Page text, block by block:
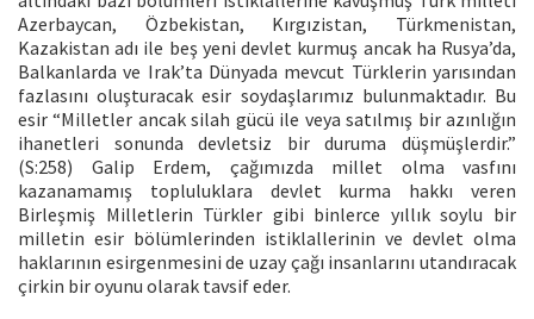
Azerbaycan, Özbekistan, Kırgızistan, Türkmenistan,
Kazakistan adı ile beş yeni devlet kurmuş ancak ha Rusya’da,
Balkanlarda ve Irak’ta Dünyada mevcut Türklerin yarısından
fazlasını oluşturacak esir soydaşlarımız bulunmaktadır. Bu
esir “Milletler ancak silah gücü ile veya satılmış bir azınlığın
ihanetleri sonunda devletsiz bir duruma düşmüşlerdir.”
(S:258) Galip Erdem, çağımızda millet olma vasfını
kazanamamış topluluklara devlet kurma hakkı veren
Birleşmiş Milletlerin Türkler gibi binlerce yıllık soylu bir
milletin esir bölümlerinden istiklallerinin ve devlet olma
haklarının esirgenmesini de uzay çağı insanlarını utandıracak
çirkin bir oyunu olarak tavsif eder.